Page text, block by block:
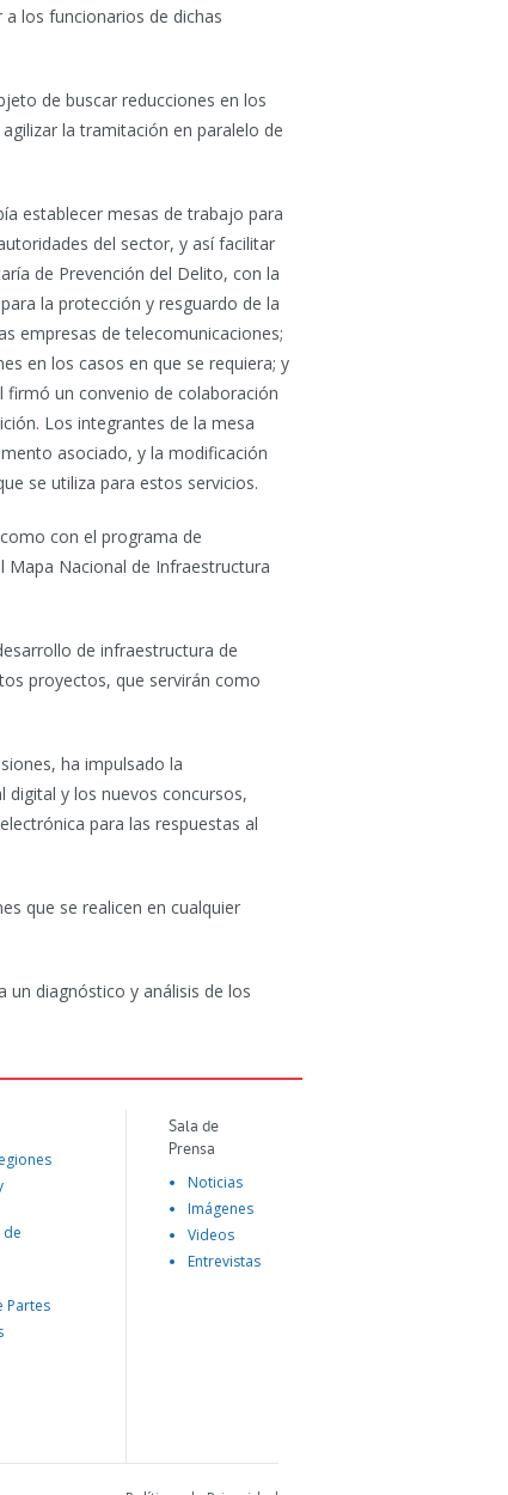
los funcionarios de dichas
de buscar reducciones en los
la tramitación en paralelo de
establecer mesas de trabajo para
del sector, y así facilitar
de Prevención del Delito, con la
la protección y resguardo de la
empresas de telecomunicaciones;
en los casos en que se requiera; y
firmó un convenio de colaboración
Los integrantes de la mesa
asociado, y la modificación
se utiliza para estos servicios.
con el programa de
Mapa Nacional de Infraestructura
de infraestructura de
proyectos, que servirán como
ha impulsado la
digital y los nuevos concursos,
para las respuestas al
que se realicen en cualquier
diagnóstico y análisis de los
Partes
Sala de
Prensa
Noticias
Imágenes
Videos
Entrevistas